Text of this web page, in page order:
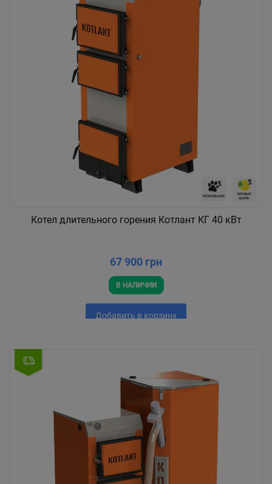
Котел длительного горения Котлант КГ 40 кВт
67 900 грн
В НАЛИЧИИ
Добавить в корзину